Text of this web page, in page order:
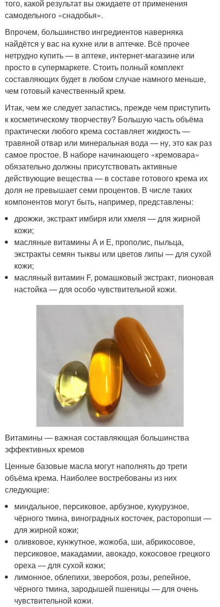
того, какой результат вы ожидаете от применения
самодельного «снадобья».
Впрочем, большинство ингредиентов наверняка
найдётся у вас на кухне или в аптечке. Всё прочее
нетрудно купить — в аптеке, интернет-магазине или
просто в супермаркете. Стоить полный комплект
составляющих будет в любом случае намного меньше,
чем готовый качественный крем.
Итак, чем же следует запастись, прежде чем приступить
к косметическому творчеству? Большую часть объёма
практически любого крема составляет жидкость —
травяной отвар или минеральная вода — ну, это как раз
самое простое. В наборе начинающего «кремовара»
обязательно должны присутствовать активные
действующие вещества — в составе готового крема их
доля не превышает семи процентов. В числе таких
компонентов могут быть, например, представлены:
дрожжи, экстракт имбиря или хмеля — для жирной
кожи;
масляные витамины А и Е, прополис, пыльца,
экстракты семян тыквы или цветов липы — для сухой
кожи;
масляный витамин F, ромашковый экстракт, пионовая
настойка — для особо чувствительной кожи.
Витамины — важная составляющая большинства
эффективных кремов
Ценные базовые масла могут наполнять до трети
объёма крема. Наиболее востребованы из них
следующие:
миндальное, персиковое, арбузное, кукурузное,
чёрного тмина, виноградных косточек, расторопши —
для жирной кожи;
оливковое, кунжутное, жожоба, ши, абрикосовое,
персиковое, макадамии, авокадо, кокосовое грецкого
ореха — для сухой кожи;
лимонное, облепихи, зверобоя, розы, репейное,
чёрного тмина, зародышей пшеницы — для очень
чувствительной кожи.